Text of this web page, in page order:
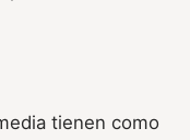
tienen como